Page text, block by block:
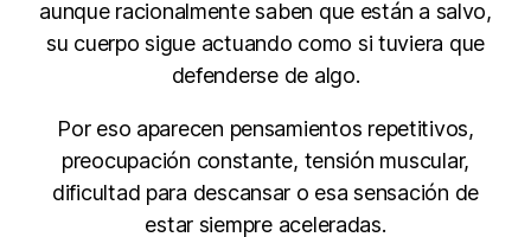
aunque racionalmente saben que están a salvo,
su cuerpo sigue actuando como si tuviera que
defenderse de algo.
Por eso aparecen pensamientos repetitivos,
preocupación constante, tensión muscular,
dificultad para descansar o esa sensación de
estar siempre aceleradas.